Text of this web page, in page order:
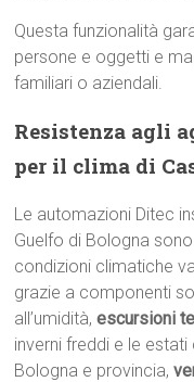
Questa funzionalità
persone e oggetti e
familiari o aziendali.
Resistenza agli
per il clima di
Le automazioni Ditec
Guelfo di Bologna
condizioni climatiche
grazie a componenti
all’umidità,escursioni
inverni freddi e le
Bologna e provincia,